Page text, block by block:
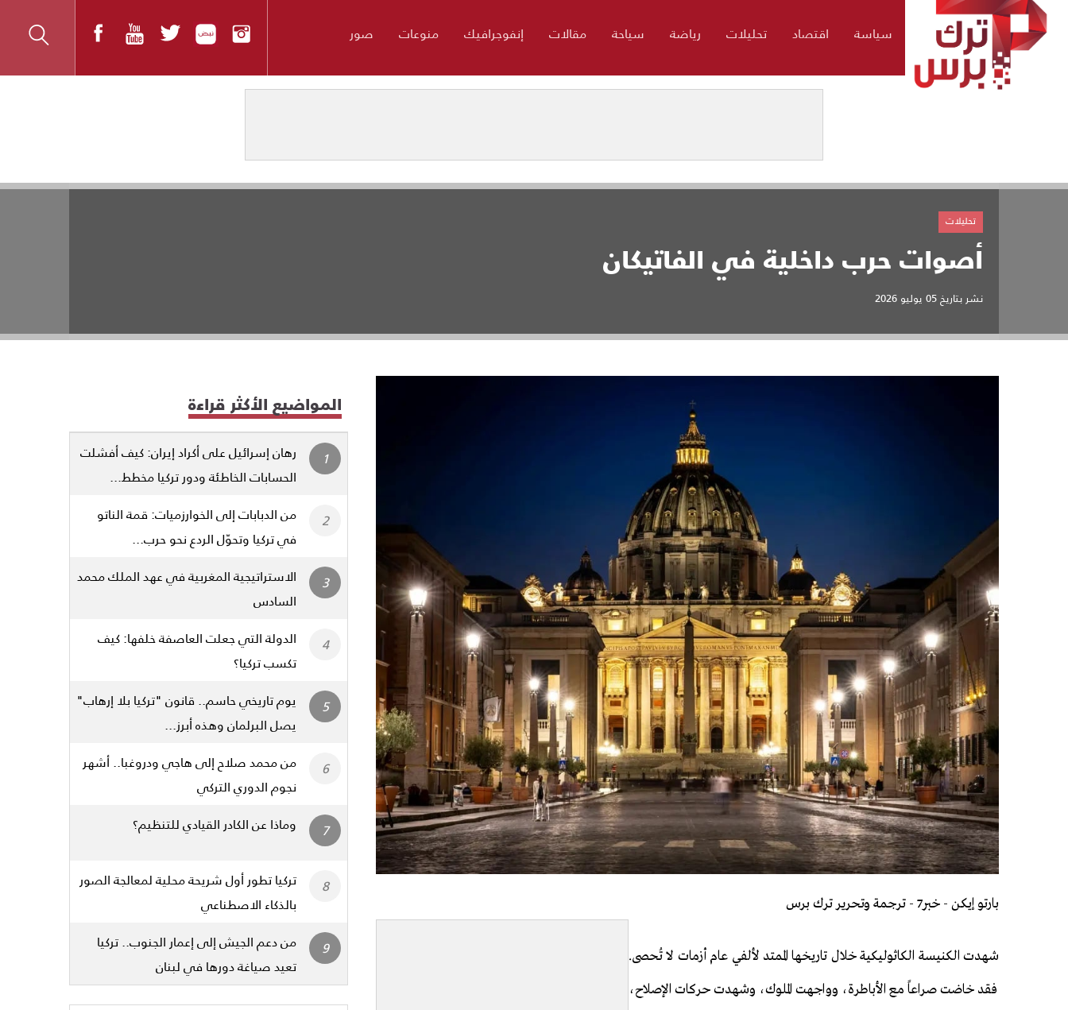
سياسة اقتصاد تحليلات رياضة سياحة مقالات إنفوجرافيك منوعات صور
أصوات حرب داخلية في الفاتيكان
نشر بتاريخ05 يوليو 2026
تحليلات
بارتو إيكن - خبر7 - ترجمة وتحرير ترك برس
شهدت الكنيسة الكاثوليكية خلال تاريخها الممتد لألفي عام أزمات لا تُحصى.
فقد خاضت صراعاً مع الأباطرة، وواجهت الملوك، وشهدت حركات الإصلاح،
المواضيع الأكثر قراءة
رهان إسرائيل على أكراد إيران: كيف أفشلت
الحسابات الخاطئة ودور تركيا مخطط...
من الدبابات إلى الخوارزميات: قمة الناتو
في تركيا وتحوّل الردع نحو حرب...
الاستراتيجية المغربية في عهد الملك محمد
السادس
الدولة التي جعلت العاصفة خلفها: كيف
تكسب تركيا؟
يوم تاريخي حاسم.. قانون "تركيا بلا إرهاب"
يصل البرلمان وهذه أبرز...
من محمد صلاح إلى هاجي ودروغبا.. أشهر
نجوم الدوري التركي
وماذا عن الكادر القيادي للتنظيم؟
تركيا تطور أول شريحة محلية لمعالجة الصور
بالذكاء الاصطناعي
من دعم الجيش إلى إعمار الجنوب.. تركيا
تعيد صياغة دورها في لبنان